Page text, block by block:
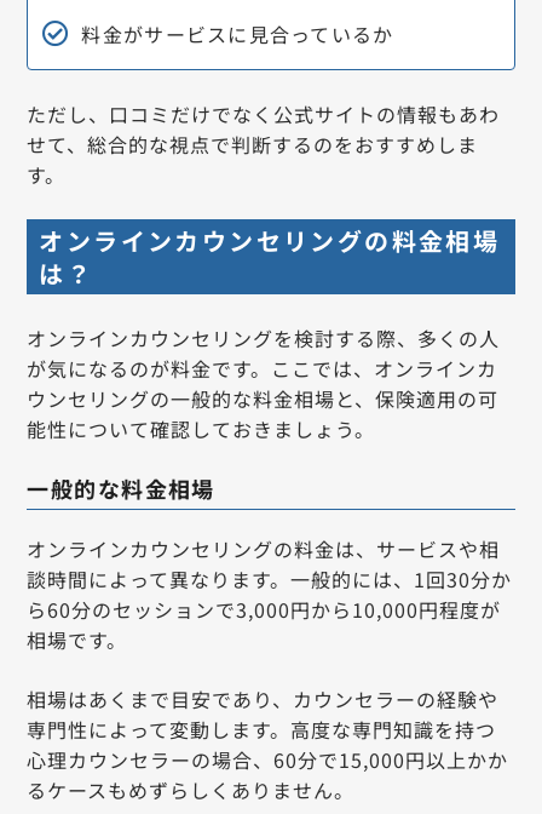
料金がサービスに見合っているか
ただし、口コミだけでなく公式サイトの情報もあわ
せて、総合的な視点で判断するのをおすすめしま
す。
オンラインカウンセリングの料金相場
は？
オンラインカウンセリングを検討する際、多くの人
が気になるのが料金です。ここでは、オンラインカ
ウンセリングの一般的な料金相場と、保険適用の可
能性について確認しておきましょう。
一般的な料金相場
オンラインカウンセリングの料金は、サービスや相
談時間によって異なります。一般的には、1回30分か
ら60分のセッションで3,000円から10,000円程度が
相場です。
相場はあくまで目安であり、カウンセラーの経験や
専門性によって変動します。高度な専門知識を持つ
心理カウンセラーの場合、60分で15,000円以上かか
るケースもめずらしくありません。